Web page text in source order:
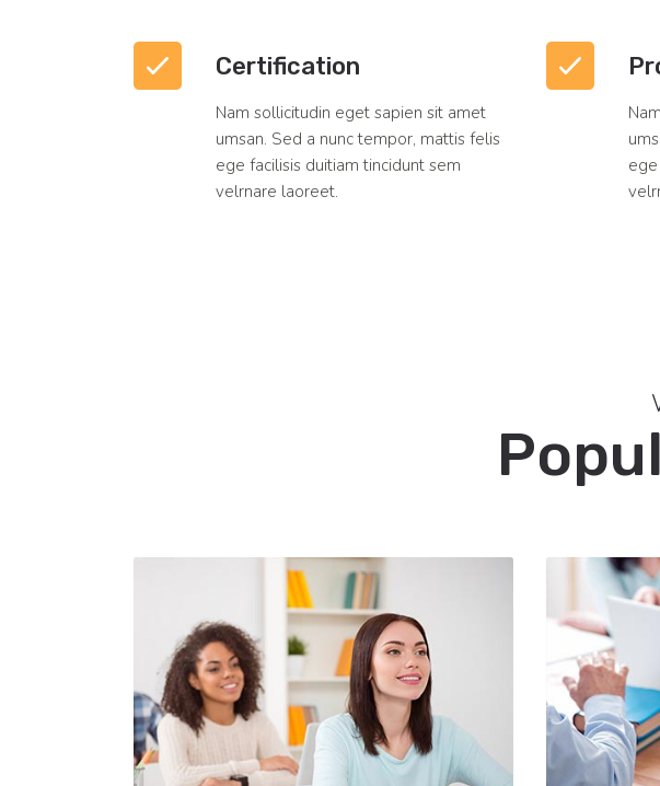
Certification
Nam sollicitudin eget sapien sit amet
umsan. Sed a nunc tempor, mattis felis
ege facilisis duitiam tincidunt sem
velrnare laoreet.